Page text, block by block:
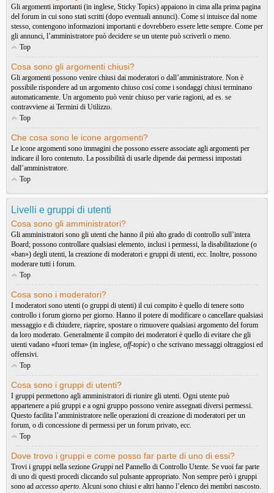
Gli argomenti importanti (in inglese, Sticky Topics) appaiono in cima alla prima pagina
del forum in cui sono stati scritti (dopo eventuali annunci). Come si intuisce dal nome
stesso, contengono informazioni importanti e dovrebbero essere lette sempre. Come per
gli annunci, l’amministratore può decidere se un utente può scriverli o meno.
Top
Cosa sono gli argomenti chiusi?
Gli argomenti possono venire chiusi dai moderatori o dall’amministratore. Non è
possibile rispondere ad un argomento chiuso cosí come i sondaggi chiusi terminano
automaticamente. Un argomento può venir chiuso per varie ragioni, ad es. se
contravviene ai Termini di Utilizzo.
Top
Che cosa sono le icone argomenti?
Le icone argomenti sono immagini che possono essere associate agli argomenti per
indicare il loro contenuto. La possibilità di usarle dipende dai permessi impostati
dall’amministratore.
Top
Livelli e gruppi di utenti
Cosa sono gli amministratori?
Gli amministratori sono gli utenti che hanno il piú alto grado di controllo sull’intera
Board; possono controllare qualsiasi elemento, inclusi i permessi, la disabilitazione (o
«ban») degli utenti, la creazione di moderatori e gruppi di utenti, ecc. Inoltre, possono
moderare tutti i forum.
Top
Cosa sono i moderatori?
I moderatori sono utenti (o gruppi di utenti) il cui compito è quello di tenere sotto
controllo i forum giorno per giorno. Hanno il potere di modificare o cancellare qualsiasi
messaggio e di chiudere, riaprire, spostare o rimuovere qualsiasi argomento del forum
da loro moderato. Generalmente il compito dei moderatori è quello di evitare che gli
utenti vadano «fuori tema» (in inglese, off-topic) o che scrivano messaggi oltraggiosi ed
offensivi.
Top
Cosa sono i gruppi di utenti?
I gruppi permettono agli amministratori di riunire gli utenti. Ogni utente può
appartenere a piú gruppi e a ogni gruppo possono venire assegnati diversi permessi.
Questo facilita l’amministratore nelle operazioni di creazione di moderatori per un
forum, o di concessione di permessi per un forum privato, ecc.
Top
Dove trovo i gruppi e come posso far parte di uno di essi?
Trovi i gruppi nella sezione Gruppi nel Pannello di Controllo Utente. Se vuoi far parte
di uno di questi procedi cliccando sul pulsante appropriato. Non sempre però i gruppi
sono ad accesso aperto. Alcuni sono chiusi e altri hanno l’elenco dei membri nascosto.